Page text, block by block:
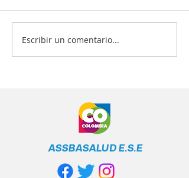
¡Tu salud es nuestra
prioridad! 💙💉
Escribir un comentario...
ASSBASALUD E.S.E